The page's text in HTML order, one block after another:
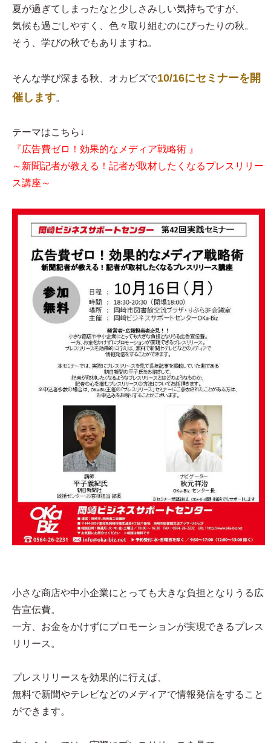
夏が過ぎてしまったなと少しさみしい気持ちですが、
気候も過ごしやすく、色々取り組むのにぴったりの秋。
そう、学びの秋でもありますね。
そんな学び深まる秋、オカビズで10/16にセミナーを開
催します。
テーマはこちら↓
『広告費ゼロ！効果的なメディア戦略術 』
～新聞記者が教える！記者が取材したくなるプレスリリー
ス講座～
小さな商店や中小企業にとっても大きな負担となりうる広
告宣伝費。
一方、お金をかけずにプロモーションが実現できるプレス
リリース。
プレスリリースを効果的に行えば、
無料で新聞やテレビなどのメディアで情報発信をすること
ができます。